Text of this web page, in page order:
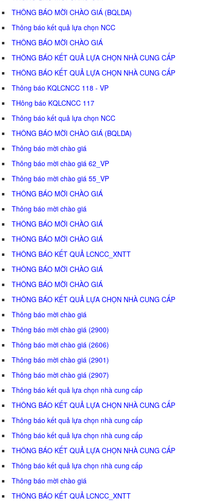
THÔNG BÁO MỜI CHÀO GIÁ (BQLDA)
Thông báo kết quả lựa chọn NCC
THÔNG BÁO MỜI CHÀO GIÁ
THÔNG BÁO KẾT QUẢ LỰA CHỌN NHÀ CUNG CẤP
THÔNG BÁO KẾT QUẢ LỰA CHỌN NHÀ CUNG CẤP
Thông báo KQLCNCC 118 - VP
THông báo KQLCNCC 117
Thông báo kết quả lựa chọn NCC
THÔNG BÁO MỜI CHÀO GIÁ (BQLDA)
Thông báo mời chào giá
Thông báo mời chào giá 62_VP
Thông báo mời chào giá 55_VP
THÔNG BÁO MỜI CHÀO GIÁ
Thông báo mời chào giá
THÔNG BÁO MỜI CHÀO GIÁ
THÔNG BÁO MỜI CHÀO GIÁ
THÔNG BÁO KẾT QUẢ LCNCC_XNTT
THÔNG BÁO MỜI CHÀO GIÁ
THÔNG BÁO MỜI CHÀO GIÁ
THÔNG BÁO KẾT QUẢ LỰA CHỌN NHÀ CUNG CẤP
Thông báo mời chào giá
Thông báo mời chào giá (2900)
Thông báo mời chào giá (2606)
Thông báo mời chào giá (2901)
Thông báo mời chào giá (2907)
Thông báo kết quả lựa chọn nhà cung cấp
THÔNG BÁO KẾT QUẢ LỰA CHỌN NHÀ CUNG CẤP
Thông báo kết quả lựa chọn nhà cung cấp
Thông báo kết quả lựa chọn nhà cung cấp
THÔNG BÁO KẾT QUẢ LỰA CHỌN NHÀ CUNG CẤP
Thông báo kết quả lựa chọn nhà cung cấp
Thông báo mời chào giá
THÔNG BÁO KẾT QUẢ LCNCC_XNTT